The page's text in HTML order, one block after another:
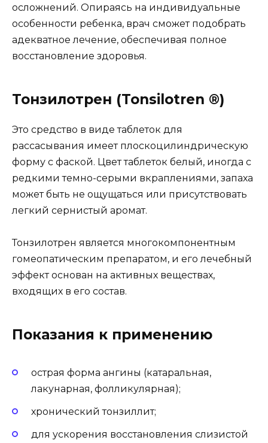
осложнений. Опираясь на индивидуальные
особенности ребенка, врач сможет подобрать
адекватное лечение, обеспечивая полное
восстановление здоровья.
Тонзилотрен (Tonsilotren ®)
Это средство в виде таблеток для
рассасывания имеет плоскоцилиндрическую
форму с фаской. Цвет таблеток белый, иногда с
редкими темно-серыми вкраплениями, запаха
может быть не ощущаться или присутствовать
легкий сернистый аромат.
Тонзилотрен является многокомпонентным
гомеопатическим препаратом, и его лечебный
эффект основан на активных веществах,
входящих в его состав.
Показания к применению
острая форма ангины (катаральная,
лакунарная, фолликулярная);
хронический тонзиллит;
для ускорения восстановления слизистой